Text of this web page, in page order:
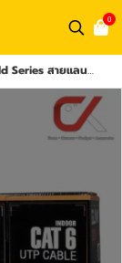
0
UTP Cable 24AWG 100m/Box indoor GLG6001 สีฟ้า